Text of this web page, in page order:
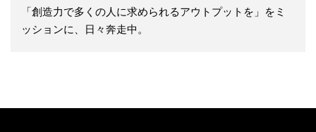
「創造力で多くの人に求められるアウトプットを」をミ
ッションに、日々奔走中。